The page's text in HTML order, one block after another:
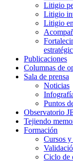
Litigio
Litigio
Litigio
Publicaciones
Columnas de
Sala de prensa
Noticias
Puntos
Observatorio
Tejiendo
Formación
Cursos
Ciclo de